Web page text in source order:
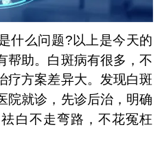
么问题?以上是今天的
帮助。白斑病有很多，不
疗方案差异大。发现白斑
院就诊，先诊后治，明确
白不走弯路，不花冤枉